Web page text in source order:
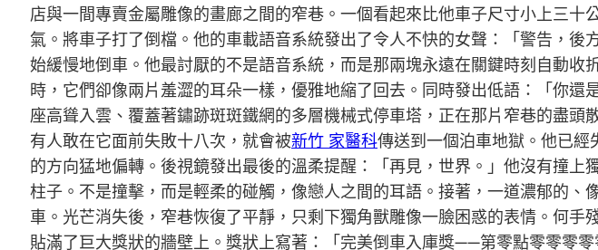
店與一間專賣金屬雕像的畫廊之間的窄巷。一個看起來比他車子尺寸小上三
氣。將車子打了倒檔。他的車載語音系統發出了令人不快的女聲：「警告，後
始緩慢地倒車。他最討厭的不是語音系統，而是那兩塊永遠在關鍵時刻自動
時，它們卻像兩片羞澀的耳朵一樣，優雅地縮了回去。同時發出低語：「你
座高聳入雲、覆蓋著鏽跡斑斑鐵網的多層機械式停車塔，正在那片窄巷的盡
有人敢在它面前失敗十八次，就會被新竹 家醫科傳送到一個泊車地獄。他已經
的方向猛地偏轉。後視鏡發出最後的溫柔提醒：「再見，世界。」他沒有撞
柱子。不是撞擊，而是輕柔的碰觸，像戀人之間的耳語。接著，一道濃郁的
車。光芒消失後，窄巷恢復了平靜，只剩下獨角獸雕像一臉困惑的表情。何手
貼滿了巨大獎狀的牆壁上。獎狀上寫著：「完美倒車入庫獎——第零點零零零